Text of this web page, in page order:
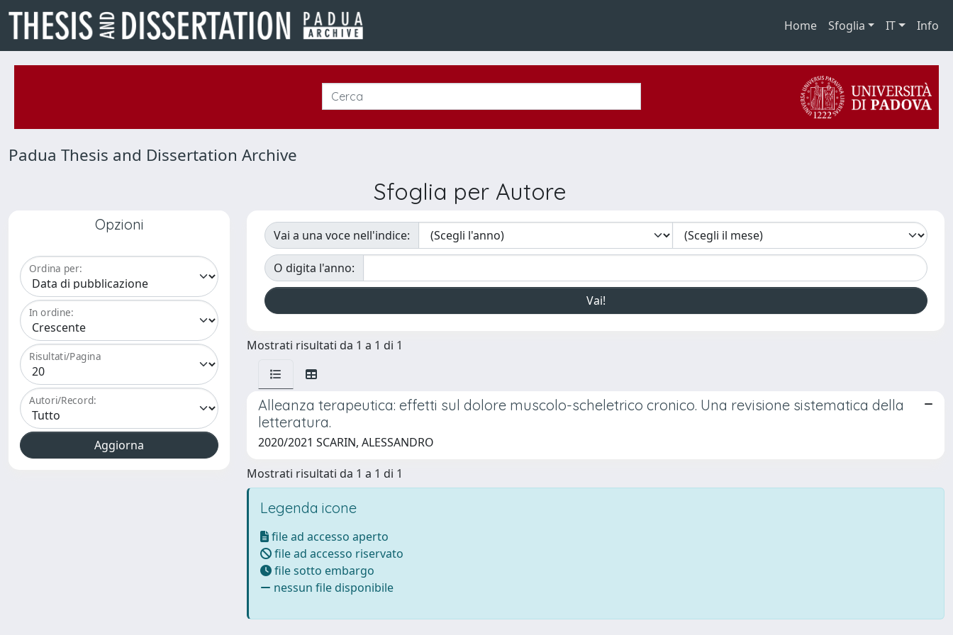
Home Sfoglia IT Info
Padua Thesis and Dissertation Archive
Sfoglia per Autore
Opzioni
Ordina per:
In ordine:
Risultati/Pagina
Autori/Record:
Vai a una voce nell'indice:
O digita l'anno:
Mostrati risultati da 1 a 1 di 1
Alleanza terapeutica: effetti sul dolore muscolo-scheletrico cronico. Una revisione sistematica della
letteratura.
2020/2021 SCARIN, ALESSANDRO
Mostrati risultati da 1 a 1 di 1
Legenda icone
file ad accesso aperto
file ad accesso riservato
file sotto embargo
nessun file disponibile